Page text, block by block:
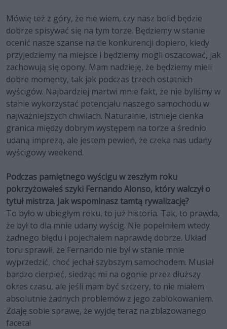
Mówię też z góry, że nie wiem, czy nasz bolid będzie
dobrze spisywać się na tym torze. Będziemy w stanie
ocenić nasze szanse na tle konkurencji dopiero, kiedy
przyjedziemy na miejsce i będziemy mogli oszacować, jak
zachowują się opony. Mam nadzieję, że będziemy mieli
dobre momenty, tak jak podczas trzech ostatnich
wyścigów. Najbardziej martwi mnie fakt, że nie byliśmy w
stanie wykorzystać potencjału naszego samochodu w
najważniejszych chwilach. Naturalnie, istnieje cienka
granica między dobrym występem na torze a średnio
udaną imprezą, ale jestem pewien, że czeka nas udany
wyścigowy weekend.
Podczas pamiętnego wyścigu w zeszłym roku
pokrzyżowałeś szyki Fernando Alonso, który walczył o
tytuł mistrza. Jak wspominasz tamtą rywalizację?
To było w ubiegłym roku, to już historia. Tak, to prawda,
że był to dla mnie udany wyścig. Nie popełniłem wtedy
żadnego błędu i pojechałem naprawdę dobrze. Układ
toru sprawił, że Fernando nie był w stanie mnie
wyprzedzić, choć jechał szybszym samochodem. Musiał
bardzo cierpieć, siedząc mi na ogonie przez dłuższy
okres czasu, ale jeśli mam być szczery, to nie miałem
absolutnie żadnych problemów z jego zablokowaniem.
Zdaję sobie sprawę, że wyjdę teraz na zblazowanego
faceta!